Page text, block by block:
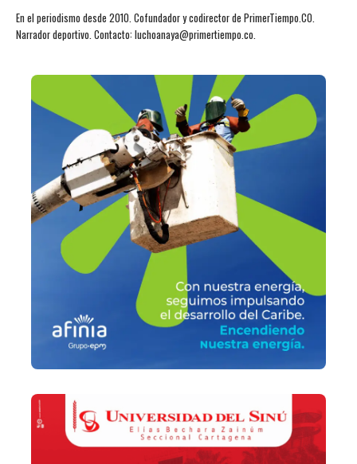
En el periodismo desde 2010. Cofundador y codirector de PrimerTiempo.CO.
Narrador deportivo. Contacto: luchoanaya@primertiempo.co.